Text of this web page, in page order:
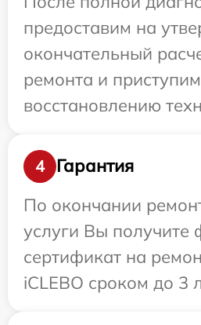
предоставим на
окончательный
ремонта и
восстановлению
4
Гарантия
По окончании
услуги Вы
сертификат на
iCLEBO сроком до 3